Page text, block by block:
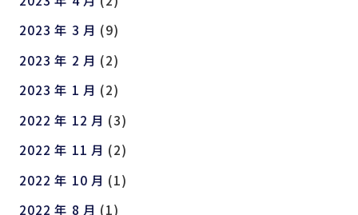
2023 年 3 月 (9)
2023 年 2 月 (2)
2023 年 1 月 (2)
2022 年 12 月 (3)
2022 年 11 月 (2)
2022 年 10 月 (1)
2022 年 8 月 (1)